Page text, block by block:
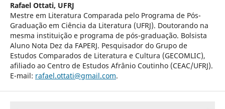
Rafael Ottati, UFRJ
Mestre em Literatura Comparada pelo Programa de Pós-
Graduação em Ciência da Literatura (UFRJ). Doutorando na
mesma instituição e programa de pós-graduação. Bolsista
Aluno Nota Dez da FAPERJ. Pesquisador do Grupo de
Estudos Comparados de Literatura e Cultura (GECOMLIC),
afiliado ao Centro de Estudos Afrânio Coutinho (CEAC/UFRJ).
E-mail: rafael.ottati@gmail.com.